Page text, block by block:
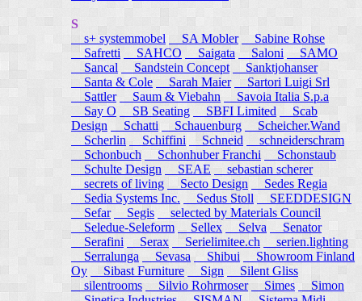
S
s+ systemmobel
SA Mobler
Sabine Rohse
Safretti
SAHCO Saigata Saloni
SAMO
Sancal
Sandstein Concept
Sanktjohanser
Santa & Cole
Sarah Maier
Sartori Luigi Srl
Sattler
Saum & Viebahn
Savoia Italia S.p.a
Say O
SB Seating SBFI Limited
Scab
Design
Schatti Schauenburg
Scheicher.Wand
Scherlin
Schiffini Schneid
schneiderschram
Schonbuch
Schonhuber Franchi
Schonstaub
Schulte Design
SEAE
sebastian scherer
secrets of living
Secto Design
Sedes Regia
Sedia Systems Inc.
Sedus Stoll
SEEDDESIGN
Sefar
Segis
selected by Materials Council
Seledue-Seleform
Sellex Selva
Senator
Serafini
Serax Serielimitee.ch
serien.lighting
Serralunga
Sevasa Shibui
Showroom Finland
Oy
Sibast Furniture Sign
Silent Gliss
silentrooms
Silvio Rohrmoser Simes Simon